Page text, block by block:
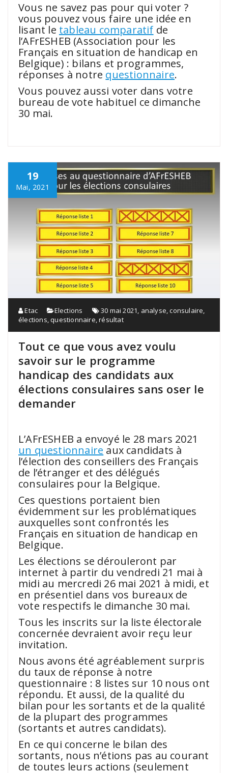
Vous ne savez pas pour qui voter ?
vous pouvez vous faire une idée en
lisant le tableau comparatif de
l’AFrESHEB (Association pour les
Français en situation de handicap en
Belgique) : bilans et programmes,
réponses à notre questionnaire.
Vous pouvez aussi voter dans votre
bureau de vote habituel ce dimanche
30 mai.
19
Mai, 2021
Etac Elections 30 mai 2021, analyse,consulaire,
élections,questionnaire,résultat
Tout ce que vous avez voulu
savoir sur le programme
handicap des candidats aux
élections consulaires sans oser le
demander
L’AFrESHEB a envoyé le 28 mars 2021
un questionnaire aux candidats à
l’élection des conseillers des Français
de l’étranger et des délégués
consulaires pour la Belgique.
Ces questions portaient bien
évidemment sur les problématiques
auxquelles sont confrontés les
Français en situation de handicap en
Belgique.
Les élections se dérouleront par
internet à partir du vendredi 21 mai à
midi au mercredi 26 mai 2021 à midi, et
en présentiel dans vos bureaux de
vote respectifs le dimanche 30 mai.
Tous les inscrits sur la liste électorale
concernée devraient avoir reçu leur
invitation.
Nous avons été agréablement surpris
du taux de réponse à notre
questionnaire : 8 listes sur 10 nous ont
répondu. Et aussi, de la qualité du
bilan pour les sortants et de la qualité
de la plupart des programmes
(sortants et autres candidats).
En ce qui concerne le bilan des
sortants, nous n’étions pas au courant
de toutes leurs actions (seulement